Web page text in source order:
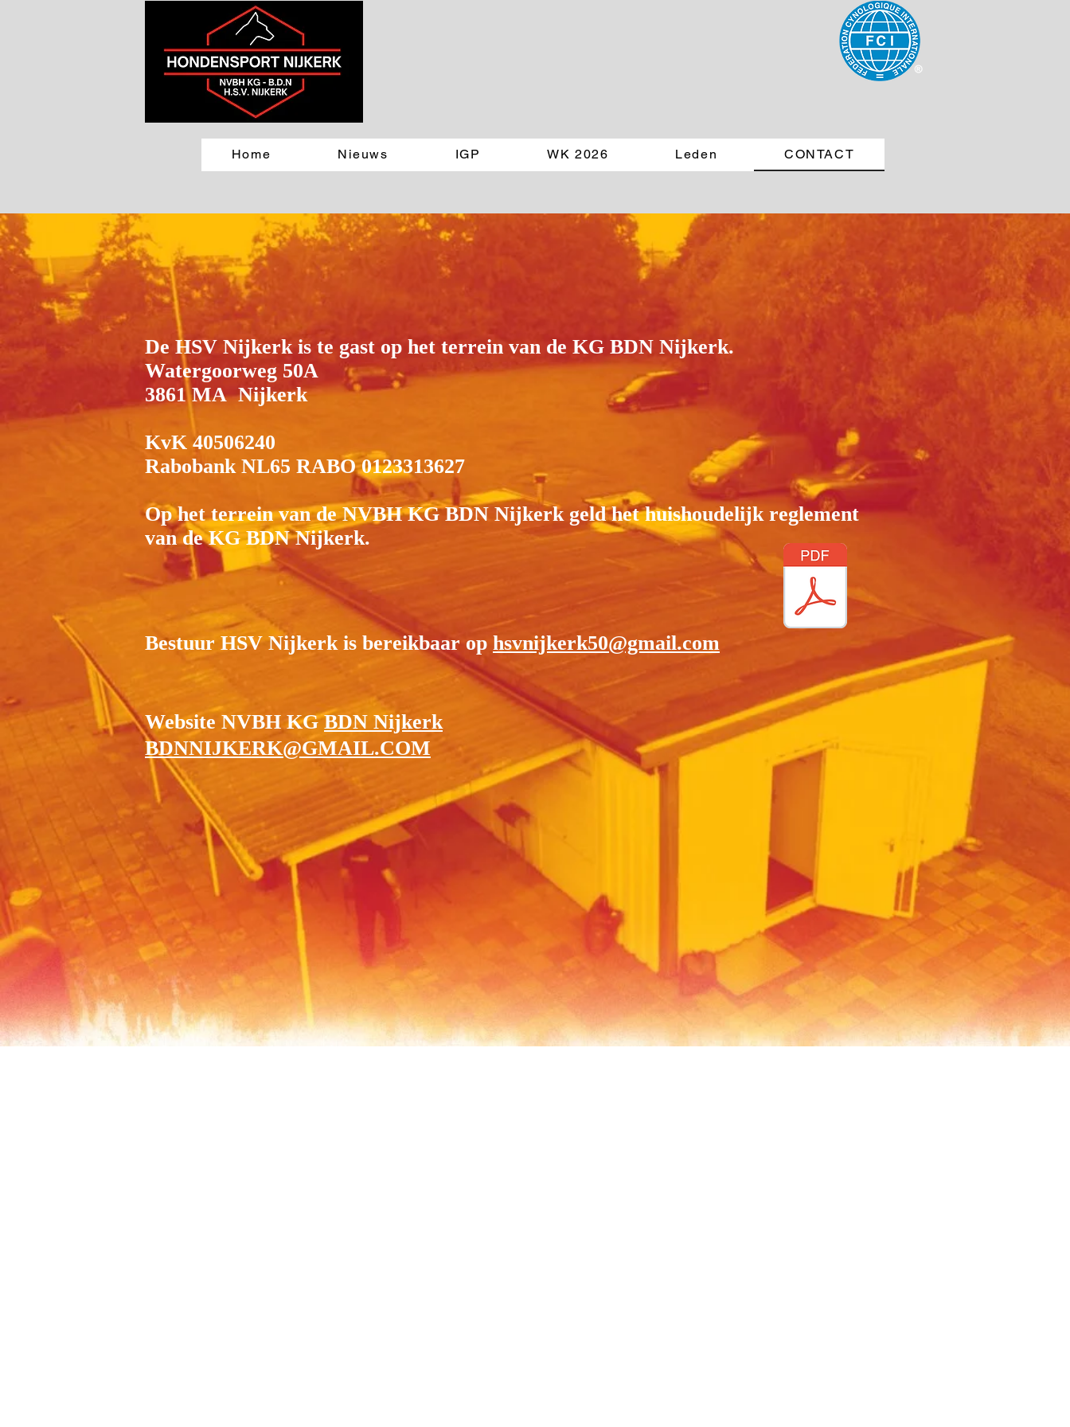
Home Nieuws IGP WK 2026 Leden CONTACT
De HSV Nijkerk is te gast op het terrein van de KG BDN Nijkerk.
Watergoorweg 50A
3861 MA Nijkerk
KvK 40506240
Rabobank NL65 RABO 0123313627
Op het terrein van de NVBH KG BDN Nijkerk geld het huishoudelijk reglement
van de KG BDN Nijkerk.
Bestuur HSV Nijkerk is bereikbaar op hsvnijkerk50@gmail.com
Website NVBH KGBDN Nijkerk
BDNNIJKERK@GMAIL.COM